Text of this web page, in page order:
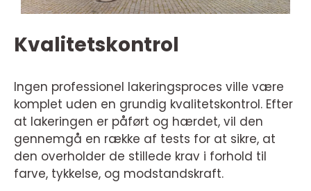
Kvalitetskontrol
Ingen professionel lakeringsproces ville være
komplet uden en grundig kvalitetskontrol. Efter
at lakeringen er påført og hærdet, vil den
gennemgå en række af tests for at sikre, at
den overholder de stillede krav i forhold til
farve, tykkelse, og modstandskraft.